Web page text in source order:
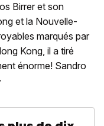
Birrer et son
et la Nouvelle-
marqués par
Kong, il a tiré
énorme! Sandro